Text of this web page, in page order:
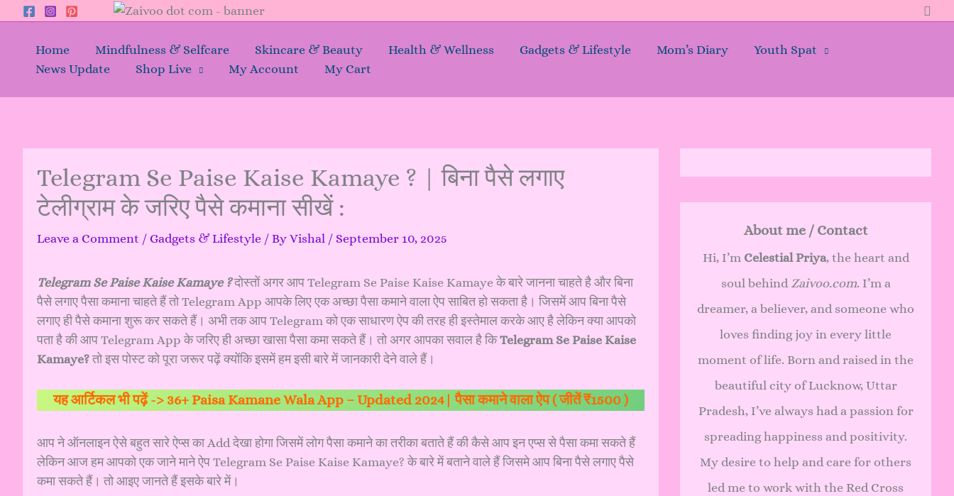
Skip
contentHome Mindfulness & Selfcare Skincare & Beauty Health & Wellness Gadgets & Lifestyle Mom’s Diary
Youth Spat
News Update
Shop Live My Account My Cart
Telegram Se Paise Kaise Kamaye ? | बिना पैसे लगाए
टेलीग्राम के जरिए पैसे कमाना सीखें :
Leave a Comment / Gadgets & Lifestyle / By Vishal / September 10, 2025
Telegram Se Paise Kaise Kamaye ?दोस्तों अगर आप Telegram Se Paise Kaise Kamaye के बारे जानना चाहते है और बिना
पैसे लगाए पैसा कमाना चाहते हैं तो Telegram App आपके लिए एक अच्छा पैसा कमाने वाला ऐप साबित हो सकता है। जिसमें आप बिना पैसे
लगाए ही पैसे कमाना शुरू कर सकते हैं। अभी तक आप Telegram को एक साधारण ऐप की तरह ही इस्तेमाल करके आए है लेकिन क्या आपको
पता है की आप Telegram App के जरिए ही अच्छा खासा पैसा कमा सकते हैं। तो अगर आपका सवाल है किTelegram Se Paise Kaise
Kamaye?तो इस पोस्ट को पूरा जरूर पढ़ें क्योंकि इसमें हम इसी बारे में जानकारी देने वाले हैं।
यह आर्टिकल भी पढ़ें -> 36+ Paisa Kamane Wala App – Updated 2024| पैसा कमाने वाला ऐप ( जीतें ₹1500 )
आप ने ऑनलाइन ऐसे बहुत सारे ऐप्स का Add देखा होगा जिसमें लोग पैसा कमाने का तरीका बताते हैं की कैसे आप इन एप्स से पैसा कमा सकते हैं
लेकिन आज हम आपको एक जाने माने ऐप Telegram Se Paise Kaise Kamaye? के बारे में बताने वाले हैं जिसमे आप बिना पैसे लगाए पैसे
कमा सकते हैं। तो आइए जानते हैं इसके बारे में।
About me / Contact
Hi, I’m Celestial Priya, the heart and
soul behind Zaivoo.com. I’m a
dreamer, a believer, and someone who
loves finding joy in every little
moment of life. Born and raised in the
beautiful city of Lucknow, Uttar
Pradesh, I’ve always had a passion for
spreading happiness and positivity.
My desire to help and care for others
led me to work with the Red Cross